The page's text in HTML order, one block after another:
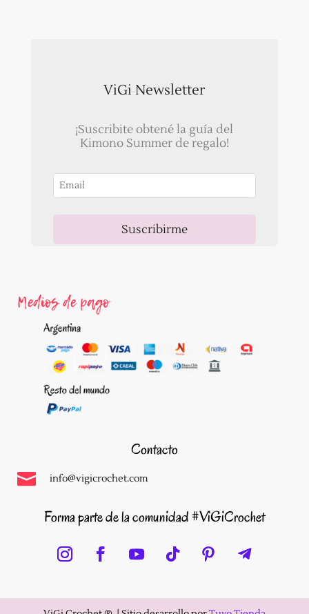
ViGi Newsletter
¡Suscribite obtené la guía del
Kimono Summer de regalo!
Suscribirme
Medios de pago
Contacto
 info@vigicrochet.com
Forma parte de la comunidad #ViGiCrochet